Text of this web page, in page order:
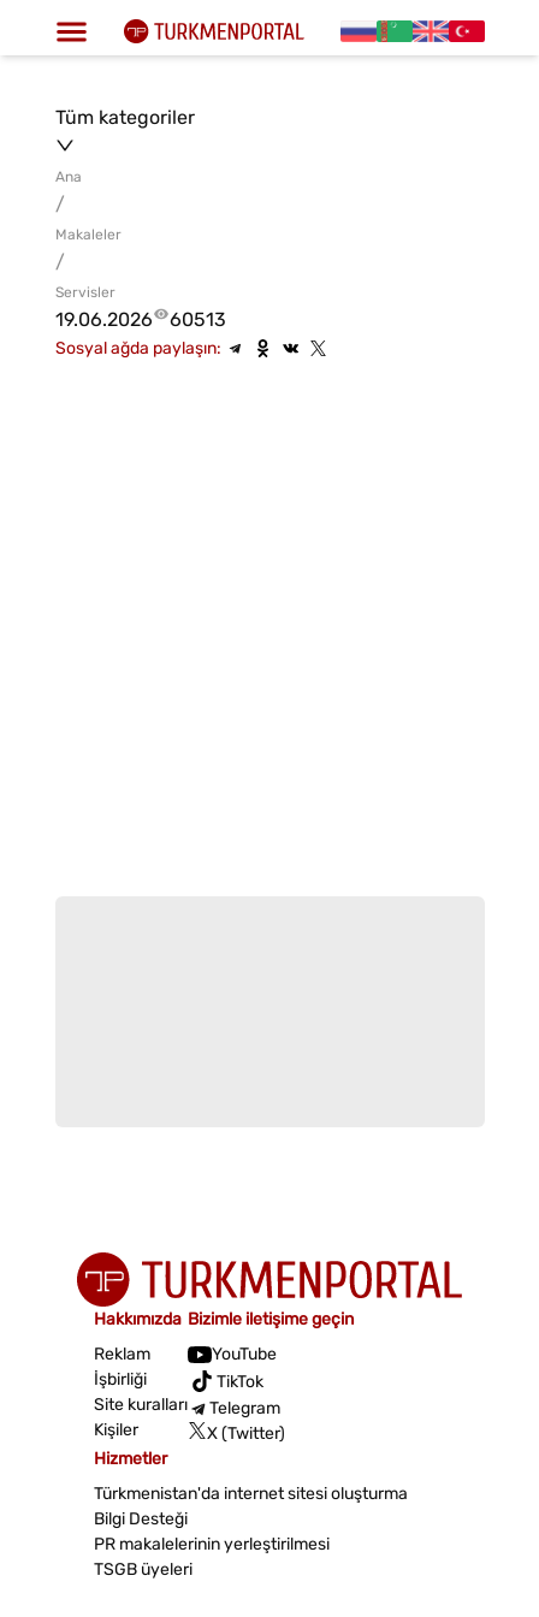
Tüm kategoriler
Ana
/
Makaleler
/
Servisler
19.06.2026 60513
Sosyal ağda paylaşın:
Hakkımızda
Reklam
İşbirliği
Site kuralları
Kişiler
Bizimle iletişime geçin
YouTube
TikTok
Telegram
X (Twitter)
Hizmetler
Türkmenistan'da internet sitesi oluşturma
Bilgi Desteği
PR makalelerinin yerleştirilmesi
TSGB üyeleri